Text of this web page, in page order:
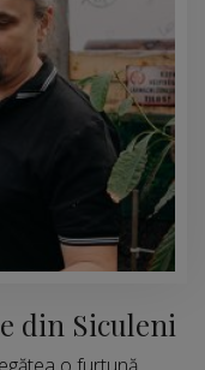
din Siculeni